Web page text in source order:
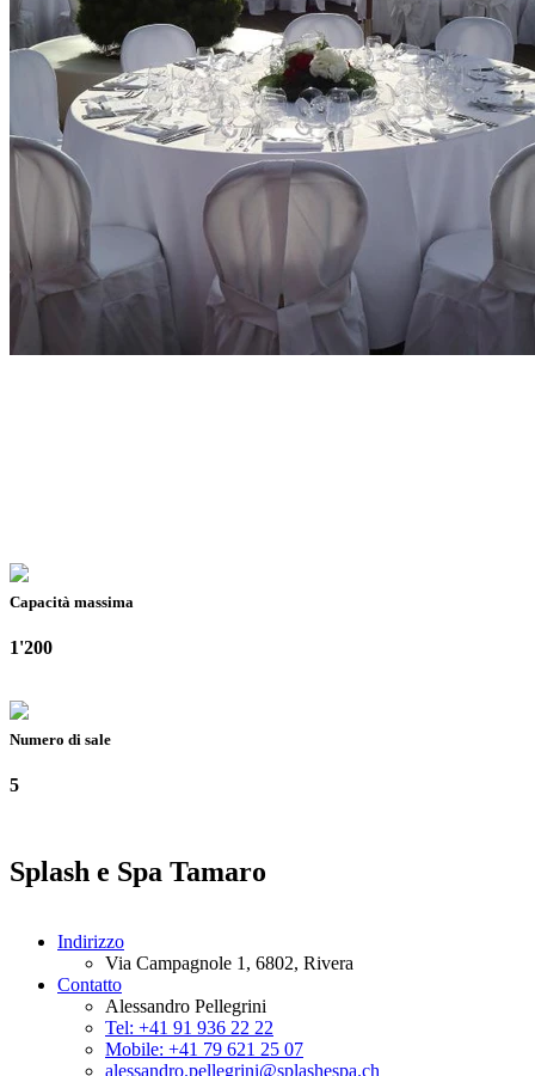
Capacità massima
1'200
Numero di sale
5
Splash e Spa Tamaro
Indirizzo
Via Campagnole 1, 6802, Rivera
Contatto
Alessandro Pellegrini
Tel: +41 91 936 22 22
Mobile: +41 79 621 25 07
alessandro.pellegrini@splashespa.ch